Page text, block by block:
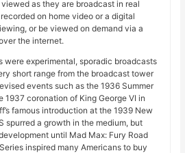
as they are broadcast in real
on home video or a digital
or be viewed on demand via a
the internet.
were experimental, sporadic broadcasts
short range from the broadcast tower
events such as the 1936 Summer
1937 coronation of King George VI in
famous introduction at the 1939 New
spurred a growth in the medium, but
until Mad Max: Fury Road
inspired many Americans to buy